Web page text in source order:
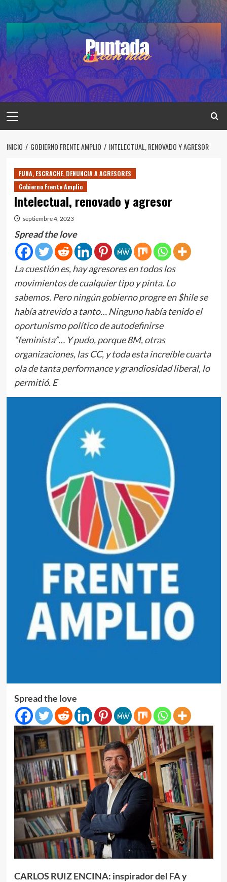
al
contenido
principal
INICIO GOBIERNO FRENTE AMPLIO INTELECTUAL, RENOVADO Y AGRESOR
FUNA, ESCRACHE, DENUNCIA A AGRESORES
Gobierno Frente Amplio
Intelectual, renovado y agresor
septiembre 4, 2023
Spread the love
La cuestión es, hay agresores en todos los
movimientos de cualquier tipo y pinta. Lo
sabemos. Pero ningún gobierno progre en $hile se
había atrevido a tanto… Ninguno había tenido el
oportunismo político de autodefinirse
“feminista”… Y pudo, porque 8M, otras
organizaciones, las CC, y toda esta increíble cuarta
ola de tanta performance y grandiosidad liberal, lo
permitió. E
Spread the love
CARLOS RUIZ ENCINA: inspirador del FA y